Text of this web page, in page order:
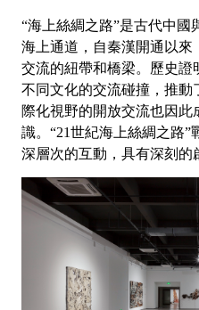
“海上絲綢之路”是古代中國
海上通道，自秦漢開通以
交流的紐帶和橋梁。歷史證
不同文化的交流碰撞，推動
際化視野的開放交流也因此
識。“21世紀海上絲綢之路
深層次的互動，具有深刻的